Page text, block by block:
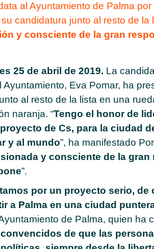
al Ayuntamiento de Palma
candidatura junto al resto de la
y consciente de la gran
25 de abril de 2019. La
Ayuntamiento, Eva Pomar, ha
al resto de la lista en una
naranja. “Tengo el honor de
de Cs, para la ciudad
y al mundo”, ha manifestado
y consciente de la
”.
por un proyecto serio, de
a Palma en una ciudad
de Palma, quien ha
de que las